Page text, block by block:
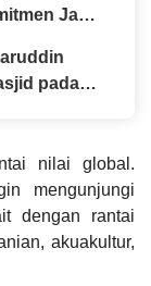
Jaga
pada
nilai global.
mengunjungi
dengan rantai
akuakultur,